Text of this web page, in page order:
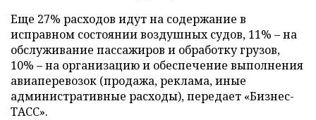
Еще 27% расходов идут на содержание в
исправном состоянии воздушных судов, 11% – на
обслуживание пассажиров и обработку грузов,
10% – на организацию и обеспечение выполнения
авиаперевозок (продажа, реклама, иные
административные расходы), передает «Бизнес-
ТАСС».